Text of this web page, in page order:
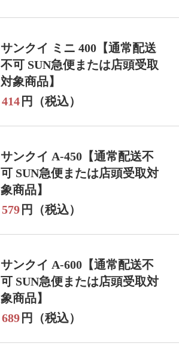
サンクイ ミニ 400【通常配送
不可 SUN急便または店頭受取
対象商品】
414 円（税込）
サンクイ A-450【通常配送不
可 SUN急便または店頭受取対
象商品】
579 円（税込）
サンクイ A-600【通常配送不
可 SUN急便または店頭受取対
象商品】
689 円（税込）